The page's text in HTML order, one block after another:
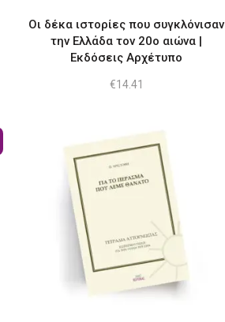
Οι δέκα ιστορίες που συγκλόνισαν
την Ελλάδα τον 20ο αιώνα |
Εκδόσεις Αρχέτυπο
€14.41